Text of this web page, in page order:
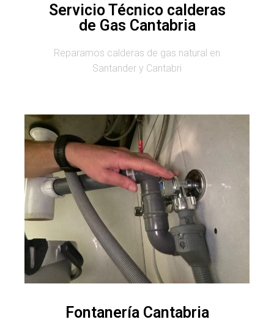
Servicio Técnico calderas
de Gas Cantabria
Reparamos calderas de gas natural en
Santander y Cantabri
Fontanería Cantabria